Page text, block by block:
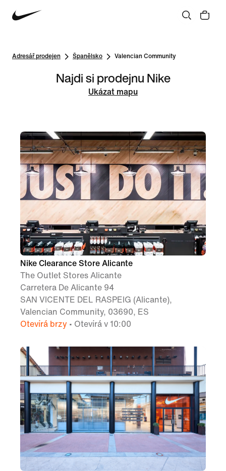
Adresář prodejen Španělsko Valencian Community
Najdi si prodejnu Nike
Ukázat mapu
Nike Clearance Store Alicante
The Outlet Stores Alicante
Carretera De Alicante 94
SAN VICENTE DEL RASPEIG (Alicante),
Valencian Community, 03690, ES
Otevírá brzy • Otevírá v 10:00